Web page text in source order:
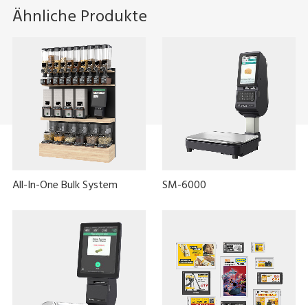
Ähnliche Produkte
All-In-One Bulk System SM-6000